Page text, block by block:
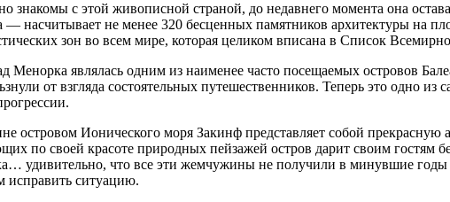
знакомы с этой живописной страной, до недавнего момента она
насчитывает не менее 320 бесценных памятников архитектуры на
зон во всем мире, которая целиком вписана в Список
являлась одним из наименее часто посещаемых островов
от взгляда состоятельных путешественников. Теперь это одно
островом Ионического моря Закинф представляет собой прекрасную
по своей красоте природных пейзажей остров дарит своим гостям
удивительно, что все эти жемчужины не получили в минувшие
ситуацию.